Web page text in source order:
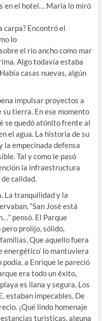
en el hotel… María lo miró
carpa? Encontró el
lo
el río ancho como mar
Algo todavía estaba
casas nuevas, algún
impulsar proyectos a
tierra. En ese momento
se quedó atónito frente al
el agua. La historia de su
empecinada defensa
Tal y como le pasó
la infraestructura
calidad.
La tranquilidad y la
“San José está
pensó. El Parque
prolijo, sólido,
Que aquello fuera
energético’ lo mantuviera
a Enrique le pareció
era todo un éxito,
es llana y segura. Los
estaban impecables. De
¡Qué lindo homenaje
turísticas, alguna